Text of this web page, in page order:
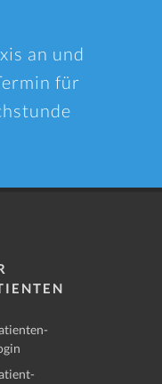
an und
für